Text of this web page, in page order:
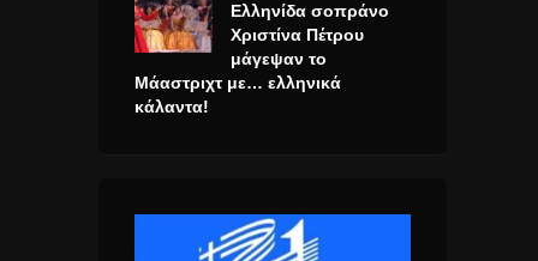
Ελληνίδα σοπράνο
Χριστίνα Πέτρου
μάγεψαν το
Μάαστριχτ με… ελληνικά
κάλαντα!